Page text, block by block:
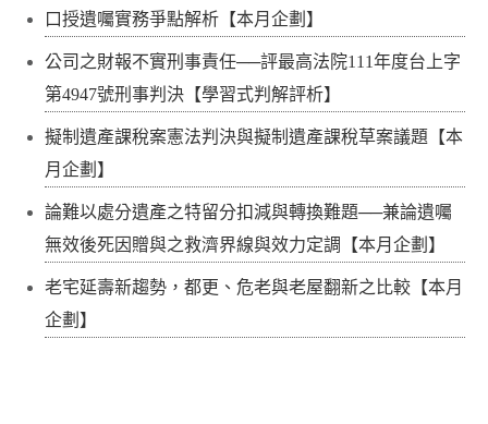
口授遺囑實務爭點解析【本月企劃】
公司之財報不實刑事責任──評最高法院111年度台上字
第4947號刑事判決【學習式判解評析】
擬制遺產課稅案憲法判決與擬制遺產課稅草案議題【本
月企劃】
論難以處分遺產之特留分扣減與轉換難題──兼論遺囑
無效後死因贈與之救濟界線與效力定調【本月企劃】
老宅延壽新趨勢，都更、危老與老屋翻新之比較【本月
企劃】